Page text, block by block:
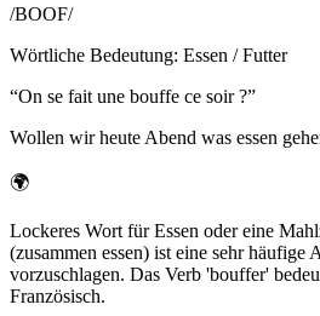
/BOOF/
Wörtliche Bedeutung: Essen / Futter
“On se fait une bouffe ce soir ?”
Wollen wir heute Abend was essen
🌍
Lockeres Wort für Essen oder eine
(zusammen essen) ist eine sehr häufige
vorzuschlagen. Das Verb 'bouffer'
Französisch.